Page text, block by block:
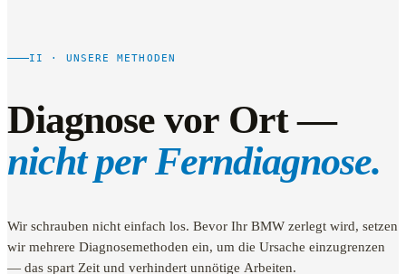
II · UNSERE METHODEN
Diagnose vor Ort —
nicht per Ferndiagnose.
Wir schrauben nicht einfach los. Bevor Ihr BMW zerlegt wird, setzen
wir mehrere Diagnosemethoden ein, um die Ursache einzugrenzen
— das spart Zeit und verhindert unnötige Arbeiten.